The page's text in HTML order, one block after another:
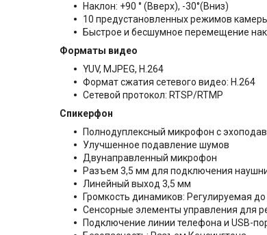
Наклон: +90 ° (Вверх), -30°(Вниз)
10 предустановленных режимов
Быстрое и бесшумное перемещение
Форматы видео
YUV, MJPEG, H.264
Формат сжатия сетевого видео: H.264
Сетевой протокол: RTSP/RTMP
Спикерфон
Полнодуплексный микрофон с
Улучшенное подавление шумов
Двунаправленный микрофон
Разъем 3,5 мм для подключения
Линейный выход 3,5 мм
Громкость динамиков: Регулируемая
Сенсорные элементы управления для
Подключение линии телефона и USB-